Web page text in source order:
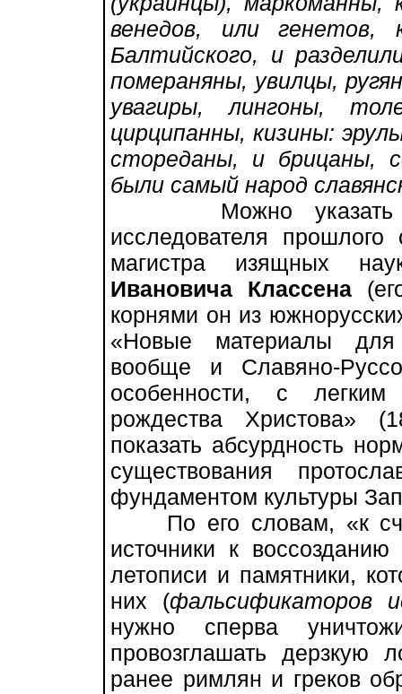
венедов, или генетов,
Балтийского, и
помераняны, увилцы,
увагиры, лингоны,
цирципанны, кизины:
стореданы, и брицаны,
были самый народ
Можно указать на
исследователя
магистра изящных
Ивановича Классена
корнями он из
«Новые материалы
вообще и Славяно-
особенности, с
рождества Христова»
показать абсурдность
существования
фундаментом культуры
По его словам, «к
источники к
летописи и памятники,
них (фальсификаторов
нужно сперва
провозглашать дерзкую
ранее римлян и греков